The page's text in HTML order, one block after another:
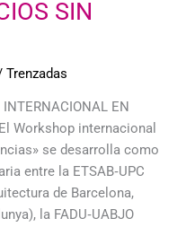
SIN
Trenzadas
INTERNACIONAL EN
Workshop internacional
se desarrolla como
entre la ETSAB‑UPC
de Barcelona,
la FADU‑UABJO